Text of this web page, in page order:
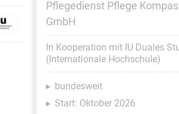
Pflegedienst Pflege
GmbH
In Kooperation mit IU Duales
(Internationale Hochschule)
bundesweit
Start: Oktober 2026